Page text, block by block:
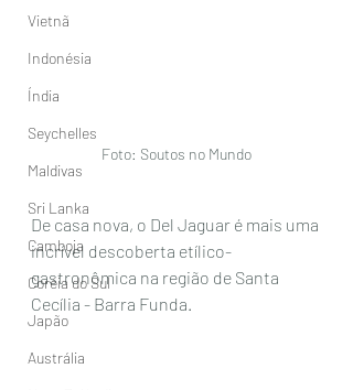
Vietnã
Indonésia
Índia
Seychelles
Maldivas
Sri Lanka
Camboja
Coréia do Sul
Japão
Austrália
Foto: Soutos no Mundo
De casa nova, o Del Jaguar é mais uma
incrível descoberta etílico-
gastronômica na região de Santa
Cecília - Barra Funda.